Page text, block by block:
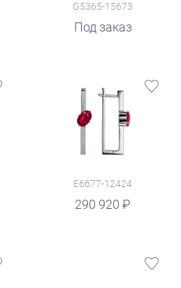
G5365-15673
Под заказ
E6677-12424
290 920